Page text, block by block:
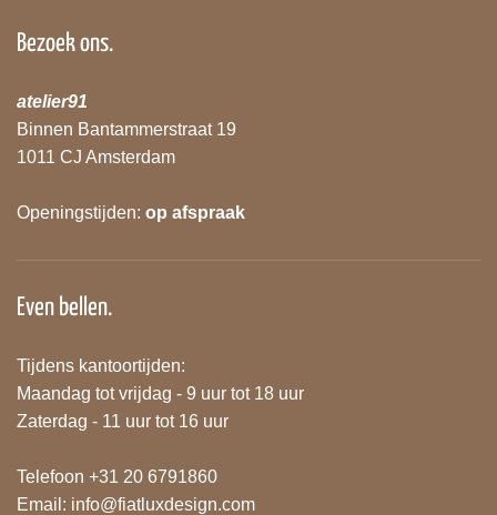
Bezoek ons.
atelier91
Binnen Bantammerstraat 19
1011 CJ Amsterdam
Openingstijden: op afspraak
Even bellen.
Tijdens kantoortijden:
Maandag tot vrijdag - 9 uur tot 18 uur
Zaterdag - 11 uur tot 16 uur
Telefoon +31 20 6791860
Email: info@fiatluxdesign.com